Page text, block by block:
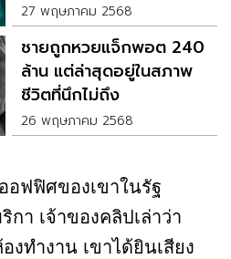
27 พฤษภาคม 2568
ชายถูกหวยแจ็กพอต 240
ล้าน แต่ล่าสุดอยู่ในสภาพ
ชีวิตที่นึกไม่ถึง
26 พฤษภาคม 2568
ฟฟิศของเขาในรัฐ
กา เจ้าของคลิปเล่าว่า
งทำงาน เขาได้ยินเสียง